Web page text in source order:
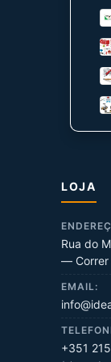
LOJA
Rua do
—
EMAIL:
+351